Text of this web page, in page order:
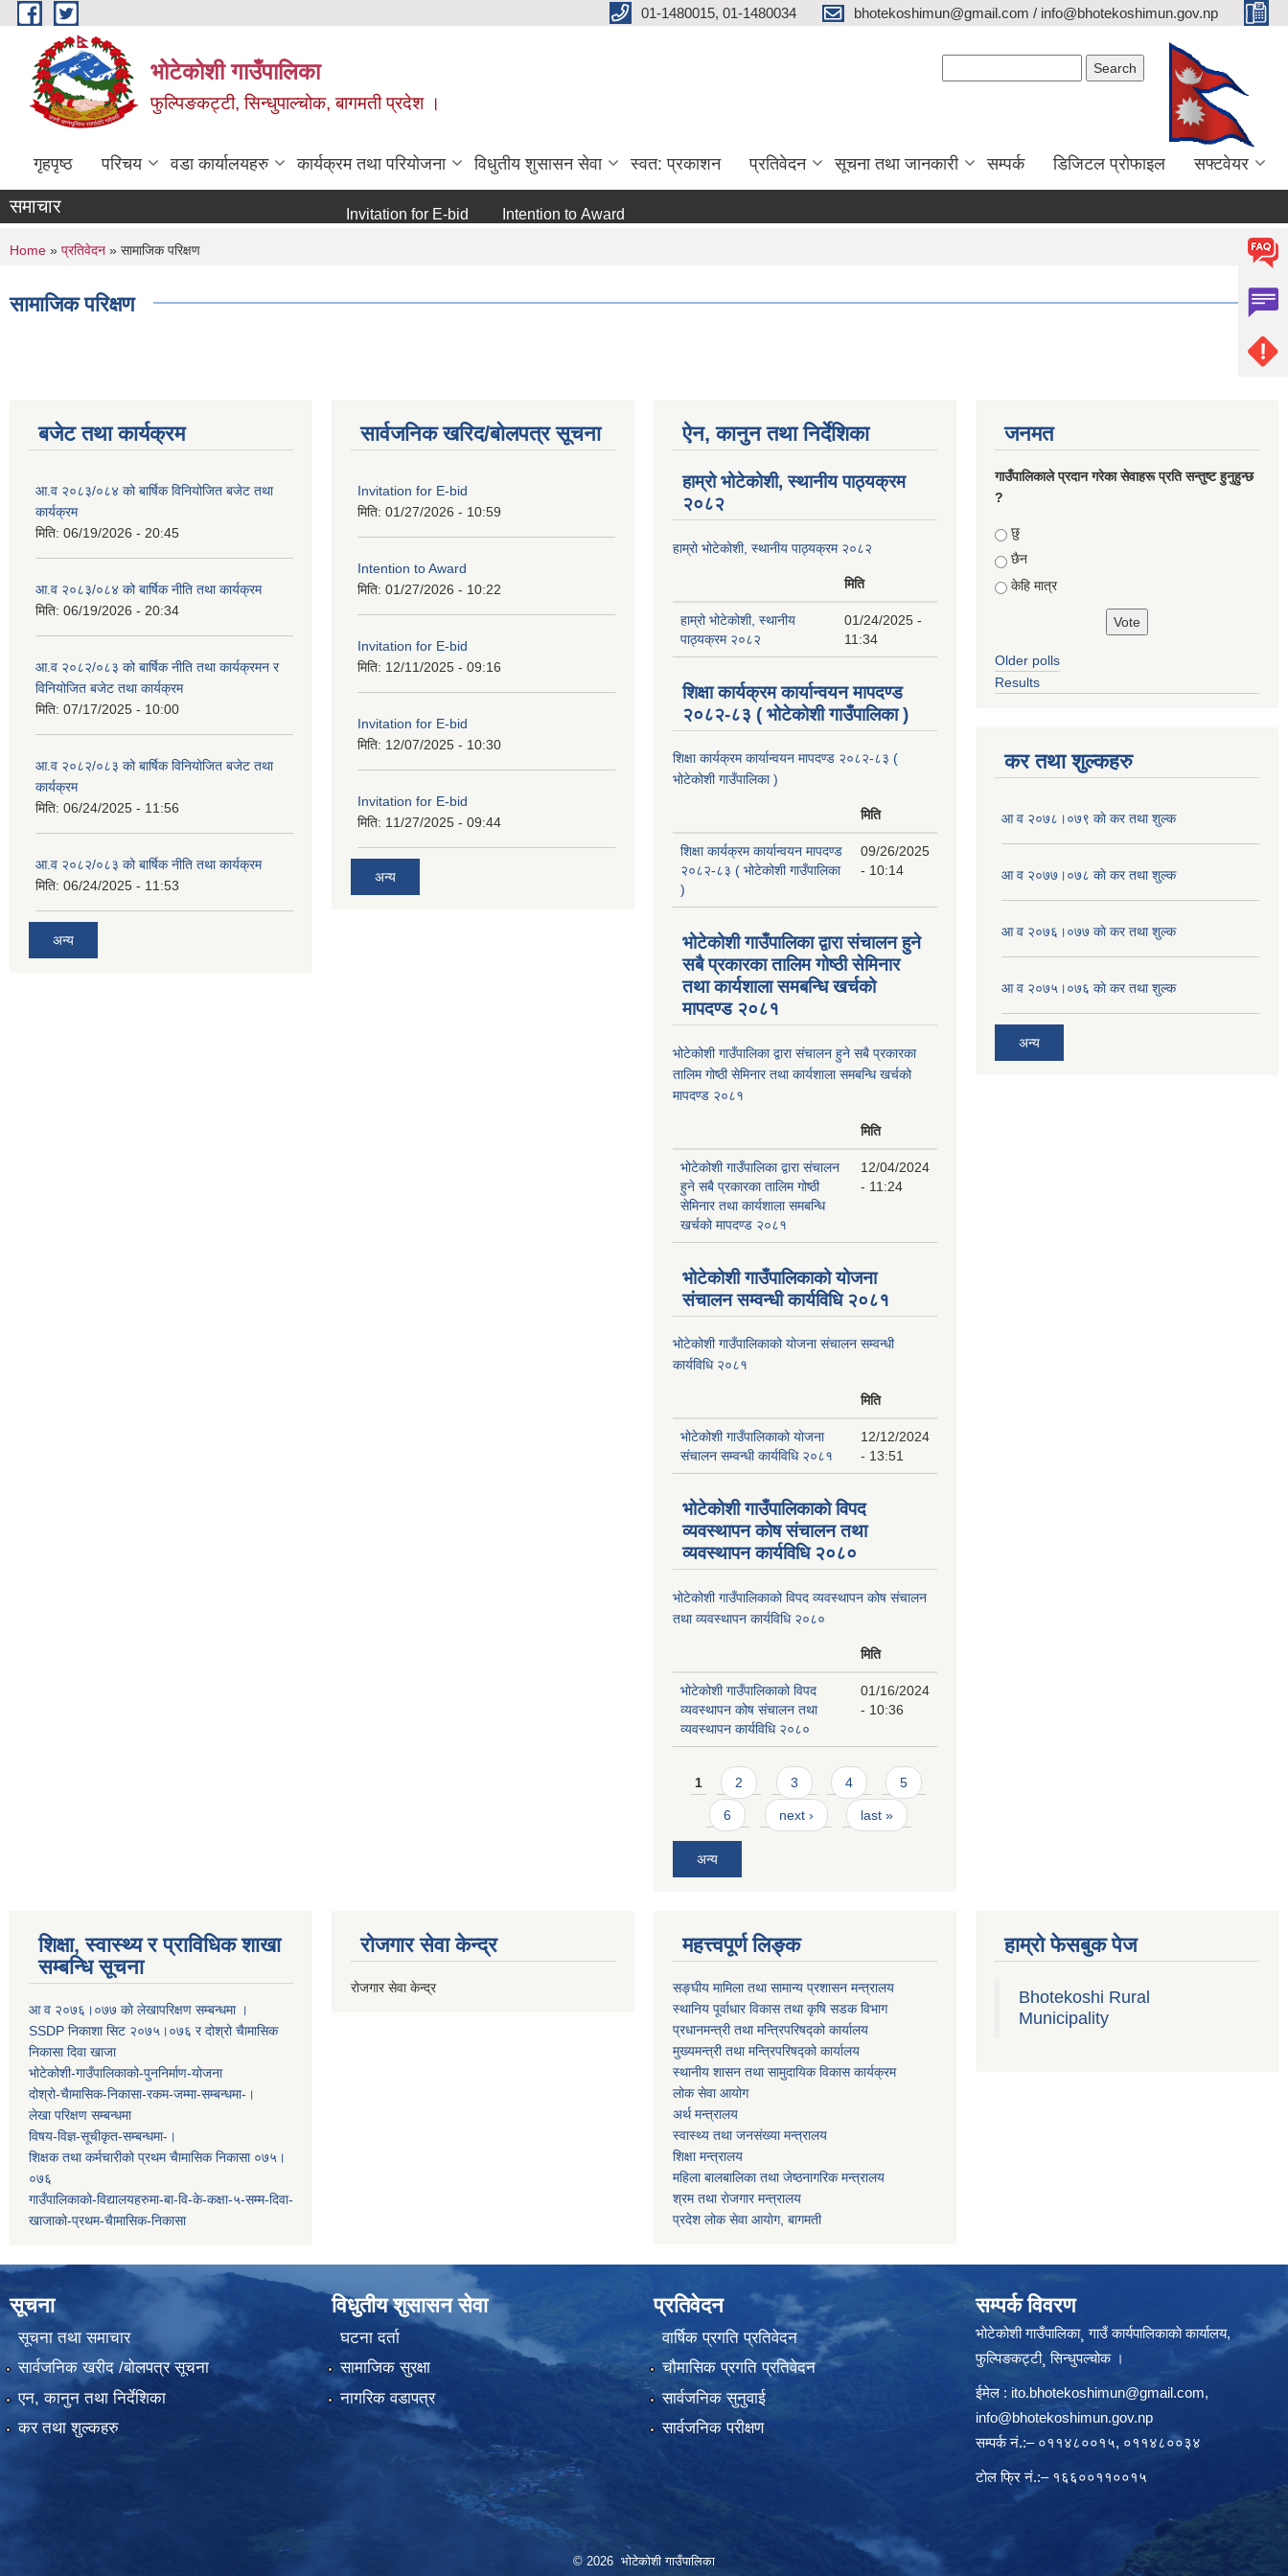
Skip to main content 01-1480015, 01-1480034 bhotekoshimun@gmail.com / info@bhotekoshimun.gov.np
भोटेकोशी गाउँपालिका
फुल्पिङकट्टी, सिन्धुपाल्चोक, बागमती प्रदेश ।
गृहपृष्ठ परिचय वडा कार्यालयहरु कार्यक्रम तथा परियोजना विधुतीय शुसासन सेवा स्वत: प्रकाशन प्रतिवेदन सूचना तथा जानकारी सम्पर्क डिजिटल प्रोफाइल सफ्टवेयर
समाचार Invitation for E-bid Intention to Award
You are here
Home » प्रतिवेदन » सामाजिक परिक्षण
सामाजिक परिक्षण
बजेट तथा कार्यक्रम
आ.व २०८३/०८४ को बार्षिक विनियोजित बजेट तथा
कार्यक्रम
मिति: 06/19/2026 - 20:45
आ.व २०८३/०८४ को बार्षिक नीति तथा कार्यक्रम
मिति: 06/19/2026 - 20:34
आ.व २०८२/०८३ को बार्षिक नीति तथा कार्यक्रमन र
विनियोजित बजेट तथा कार्यक्रम
मिति: 07/17/2025 - 10:00
आ.व २०८२/०८३ को बार्षिक विनियोजित बजेट तथा
कार्यक्रम
मिति: 06/24/2025 - 11:56
आ.व २०८२/०८३ को बार्षिक नीति तथा कार्यक्रम
मिति: 06/24/2025 - 11:53
अन्य
सार्वजनिक खरिद/बोलपत्र सूचना
Invitation for E-bid
मिति: 01/27/2026 - 10:59
Intention to Award
मिति: 01/27/2026 - 10:22
Invitation for E-bid
मिति: 12/11/2025 - 09:16
Invitation for E-bid
मिति: 12/07/2025 - 10:30
Invitation for E-bid
मिति: 11/27/2025 - 09:44
अन्य
ऐन, कानुन तथा निर्देशिका
हाम्रो भोटेकोशी, स्थानीय पाठ्यक्रम
२०८२
हाम्रो भोटेकोशी, स्थानीय पाठ्यक्रम २०८२
मिति
हाम्रो भोटेकोशी, स्थानीय
पाठ्यक्रम २०८२
01/24/2025 -
11:34
शिक्षा कार्यक्रम कार्यान्वयन मापदण्ड
२०८२-८३ ( भोटेकोशी गाउँपालिका )
शिक्षा कार्यक्रम कार्यान्वयन मापदण्ड २०८२-८३ (
भोटेकोशी गाउँपालिका )
मिति
शिक्षा कार्यक्रम कार्यान्वयन मापदण्ड
२०८२-८३ ( भोटेकोशी गाउँपालिका
)
09/26/2025
- 10:14
भोटेकोशी गाउँपालिका द्वारा संचालन हुने
सबै प्रकारका तालिम गोष्ठी सेमिनार
तथा कार्यशाला समबन्धि खर्चको
मापदण्ड २०८१
भोटेकोशी गाउँपालिका द्वारा संचालन हुने सबै प्रकारका
तालिम गोष्ठी सेमिनार तथा कार्यशाला समबन्धि खर्चको
मापदण्ड २०८१
मिति
भोटेकोशी गाउँपालिका द्वारा संचालन
हुने सबै प्रकारका तालिम गोष्ठी
सेमिनार तथा कार्यशाला समबन्धि
खर्चको मापदण्ड २०८१
12/04/2024
- 11:24
भोटेकोशी गाउँपालिकाको योजना
संचालन सम्वन्धी कार्यविधि २०८१
भोटेकोशी गाउँपालिकाको योजना संचालन सम्वन्धी
कार्यविधि २०८१
मिति
भोटेकोशी गाउँपालिकाको योजना
संचालन सम्वन्धी कार्यविधि २०८१
12/12/2024
- 13:51
भोटेकोशी गाउँपालिकाको विपद
व्यवस्थापन कोष संचालन तथा
व्यवस्थापन कार्यविधि २०८०
भोटेकोशी गाउँपालिकाको विपद व्यवस्थापन कोष संचालन
तथा व्यवस्थापन कार्यविधि २०८०
मिति
भोटेकोशी गाउँपालिकाको विपद
व्यवस्थापन कोष संचालन तथा
व्यवस्थापन कार्यविधि २०८०
01/16/2024
- 10:36
Pages
1 2 3 4 5
6 next › last »
अन्य
जनमत
गाउँपालिकाले प्रदान गरेका सेवाहरू प्रति सन्तुष्ट हुनुहुन्छ
?
Choices
छु
छैन
केहि मात्र
Older polls
Results
कर तथा शुल्कहरु
आ व २०७८।०७९ काे कर तथा शुल्क
आ व २०७७।०७८ काे कर तथा शुल्क
आ व २०७६।०७७ काे कर तथा शुल्क
आ व २०७५।०७६ काे कर तथा शुल्क
अन्य
शिक्षा, स्वास्थ्य र प्राविधिक शाखा
सम्बन्धि सूचना
आ व २०७६।०७७ काे लेखापरिक्षण सम्बन्धमा ।
SSDP निकाशा सिट २०७५।०७६ र दोश्रो चैामासिक
निकासा दिवा खाजा
भोटेकोशी-गाउँपालिकाको-पुननिर्माण-योजना
दोश्रो-चैामासिक-निकासा-रकम-जम्मा-सम्बन्धमा-।
लेखा परिक्षण सम्बन्धमा
विषय-विज्ञ-सूचीकृत-सम्बन्धमा-।
शिक्षक तथा कर्मचारीको प्रथम च‌ैामासिक निकासा ०७५।
०७६
गाउँपालिकाको-विद्यालयहरुमा-बा-वि-के-कक्षा-५-सम्म-दिवा-
खाजाको-प्रथम-चैामासिक-निकासा
रोजगार सेवा केन्द्र
रोजगार सेवा केन्द्र
महत्त्वपूर्ण लिङ्क
सङ्घीय मामिला तथा सामान्य प्रशासन मन्त्रालय
स्थानिय पूर्वाधार विकास तथा कृषि सडक विभाग
प्रधानमन्त्री तथा मन्त्रिपरिषद्को कार्यालय
मुख्यमन्त्री तथा मन्त्रिपरिषद्को कार्यालय
स्थानीय शासन तथा सामुदायिक विकास कार्यक्रम
लोक सेवा आयोग
अर्थ मन्त्रालय
स्वास्थ्य तथा जनस‌ंख्या मन्त्रालय
शिक्षा मन्त्रालय
महिला बालबालिका तथा जेष्ठनागरिक मन्त्रालय
श्रम तथा राेजगार मन्त्रालय
प्रदेश लोक सेवा आयाेग, बागमती
हाम्रो फेसबुक पेज
Bhotekoshi Rural
Municipality
सूचना
सूचना तथा समाचार
सार्वजनिक खरीद /बोलपत्र सूचना
एन, कानुन तथा निर्देशिका
कर तथा शुल्कहरु
विधुतीय शुसासन सेवा
घटना दर्ता
सामाजिक सुरक्षा
नागरिक वडापत्र
प्रतिवेदन
वार्षिक प्रगति प्रतिवेदन
चौमासिक प्रगति प्रतिवेदन
सार्वजनिक सुनुवाई
सार्वजनिक परीक्षण
सम्पर्क विवरण
भोटेकोशी गाउँपालिका¸ गाउँ कार्यपालिकाकाे कार्यालय,
फुल्पिङकट्टी¸ सिन्धुपल्चोक ।
ईमेल : ito.bhotekoshimun@gmail.com,
info@bhotekoshimun.gov.np
सम्पर्क नं.:– ०११४८००१५, ०११४८००३४
टाेल फ्रि नं.:– १६६००११००१५
© 2026 भोटेकोशी गाउँपालिका